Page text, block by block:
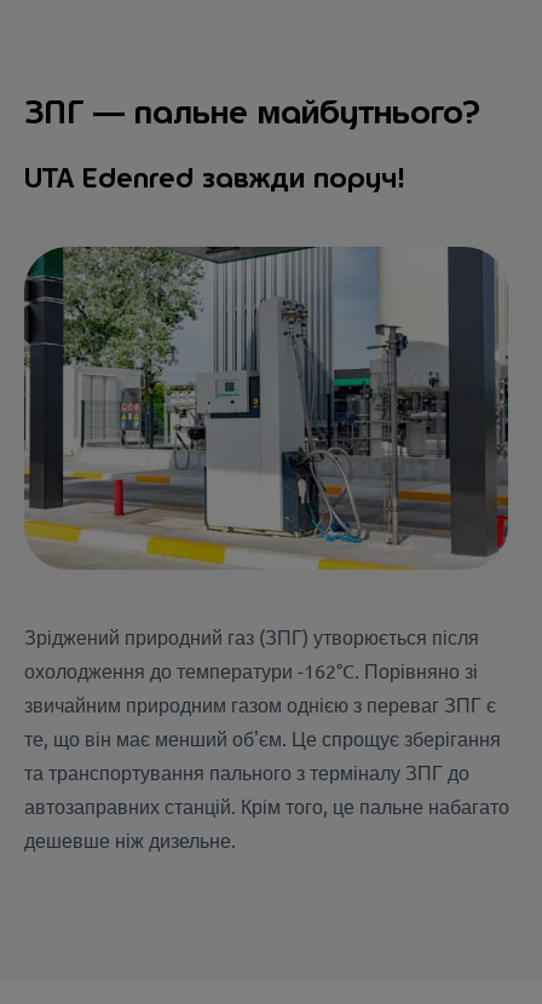
ЗПГ — пальне майбутнього?
UTA Edenred завжди поруч!
Зріджений природний газ (ЗПГ) утворюється після
охолодження до температури -162°C. Порівняно зі
звичайним природним газом однією з переваг ЗПГ є
те, що він має менший об'єм. Це спрощує зберігання
та транспортування пального з терміналу ЗПГ до
автозаправних станцій. Крім того, це пальне набагато
дешевше ніж дизельне.